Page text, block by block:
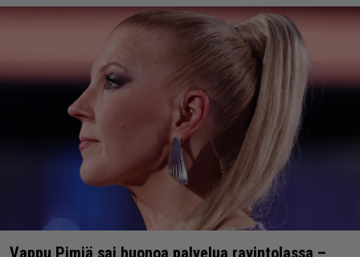
Vappu Pimiä sai huonoa palvelua ravintolassa –